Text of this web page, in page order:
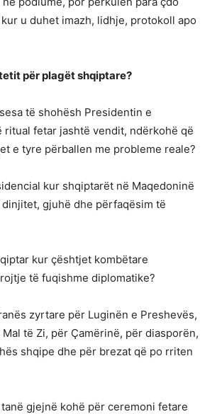
u duhet imazh, lidhje, protokoll apo
për plagët shqiptare?
të shohësh Presidentin e
ritual fetar jashtë vendit, ndërkohë që
e tyre përballen me probleme reale?
kur shqiptarët në Maqedoninë
gjuhë dhe përfaqësim të
kur çështjet kombëtare
të fuqishme diplomatike?
zyrtare për Luginën e Preshevës,
të Zi, për Çamërinë, për diasporën,
shqipe dhe për brezat që po rriten
gjejnë kohë për ceremoni fetare